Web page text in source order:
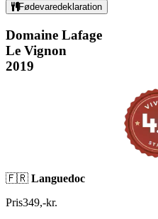
Fødevaredeklaration
Domaine Lafage
Le Vignon
2019
🇫🇷 Languedoc
Pris349,-kr.